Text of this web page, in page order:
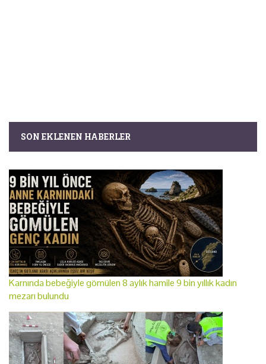
SON EKLENEN HABERLER
Karnında bebeğiyle gömülen 8 aylık hamile 9 bin yıllık kadın
mezarı bulundu